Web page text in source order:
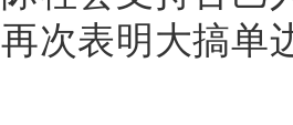
次表明大搞单